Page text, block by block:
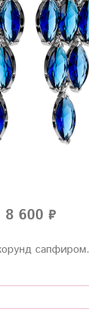
8 600 ₽
сапфиром.